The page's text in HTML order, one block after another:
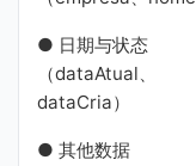
● 日期与状态
（dataAtual、
dataCria）
● 其他数据